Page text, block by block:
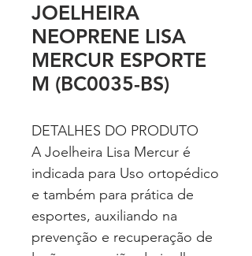
JOELHEIRA
NEOPRENE LISA
MERCUR ESPORTE
M (BC0035-BS)
DETALHES DO PRODUTO
A Joelheira Lisa Mercur é
indicada para Uso ortopédico
e também para prática de
esportes, auxiliando na
prevenção e recuperação de